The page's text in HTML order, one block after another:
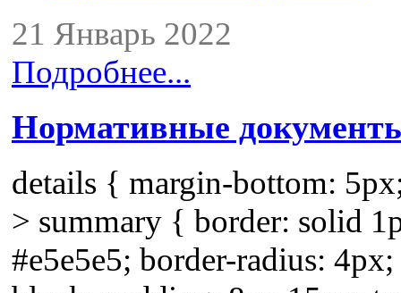
21 Январь 2022
Подробнее...
Нормативные
details { margin-bottom:
> summary { border: solid
#e5e5e5; border-radius: